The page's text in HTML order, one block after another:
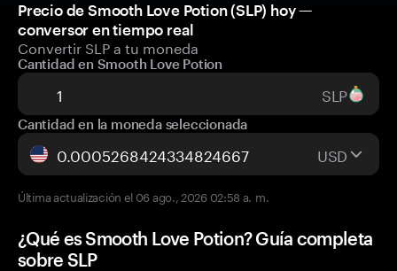
Precio de Smooth Love Potion (SLP) hoy —
conversor en tiempo real
Convertir SLP a tu moneda
Cantidad en Smooth Love Potion
SLP
Cantidad en la moneda seleccionada
USD
Última actualización el 06 ago., 2026 02:58 a. m.
¿Qué es Smooth Love Potion? Guía completa
sobre SLP